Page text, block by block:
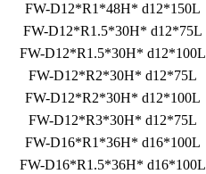
FW-D12*R1*48H* d12*150L
FW-D12*R1.5*30H* d12*75L
FW-D12*R1.5*30H* d12*100L
FW-D12*R2*30H* d12*75L
FW-D12*R2*30H* d12*100L
FW-D12*R3*30H* d12*75L
FW-D16*R1*36H* d16*100L
FW-D16*R1.5*36H* d16*100L